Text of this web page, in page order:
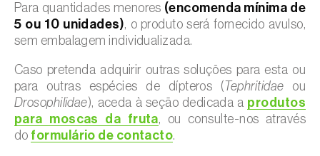
Para quantidades menores (encomenda mínima de
5 ou 10 unidades), o produto será fornecido avulso,
sem embalagem individualizada.
Caso pretenda adquirir outras soluções para esta ou
para outras espécies de dípteros ( Tephritidae ou
Drosophilidae), aceda à seção dedicada a produtos
para moscas da fruta, ou consulte-nos através
do formulário de contacto.